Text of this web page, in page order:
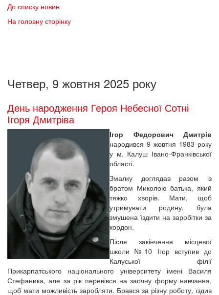
До списку новин
На головну сторінку
Четвер, 9 жовтня 2025 року
День народження Героя Небесної Сотні
Ігоря Дмитріва
Ігор Федорович Дмитрів
народився 9 жовтня 1983 року
у м. Калуш Івано-Франківської
області.
Змалку доглядав разом із
братом Миколою батька, який
тяжко хворів. Мати, щоб
утримувати родину, була
змушена їздити на заробітки за
кордон.
Після закінчення місцевої
школи №10 Ігор вступив до
Калуської філії
Прикарпатського національного університету імені Василя
Стефаника, але за рік перевівся на заочну форму навчання,
щоб мати можливість заробляти. Брався за різну роботу, їздив